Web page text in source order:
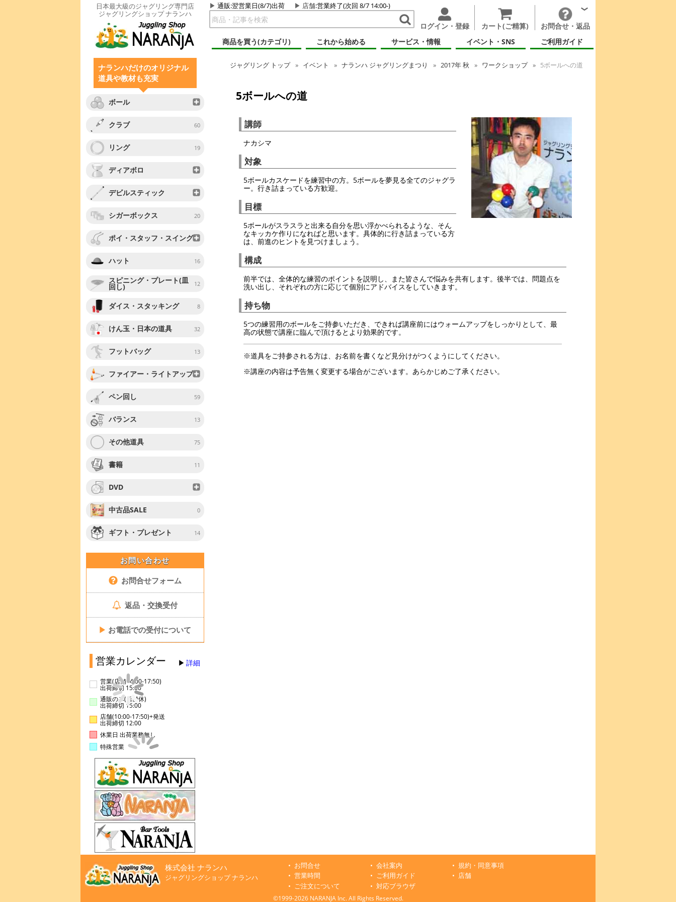
日本最大級のジャグリング専門店
ジャグリングショップ ナランハ
通販:翌営業日(8/7)出荷 店舗:営業終了(次回 8/7 14:00-)
ログイン・登録 カート(ご精算)
お問合せ・返品
商品を買う(カテゴリ)
これから始める サービス・情報 イベント・SNS ご利用ガイド
ナランハだけのオリジナル
道具や教材も充実
ボール
クラブ 60
リング 19
ディアボロ
デビルスティック
シガーボックス 20
ポイ・スタッフ・スイング
ハット 16
スピニング・プレート(皿
回し) 12
ダイス・スタッキング 8
けん玉・日本の道具 32
フットバッグ 13
ファイアー・ライトアップ
ペン回し 59
バランス 13
その他道具 75
書籍 11
DVD
中古品SALE 0
ギフト・プレゼント 14
お問い合わせ
お問合せフォーム
返品・交換受付
▶ お電話での受付について
営業カレンダー 詳細
営業(店舗14:00-17:50)
出荷締切 15:00
通販のみ(店舗休)
出荷締切 15:00
店舗(10:00-17:50)+発送
出荷締切 12:00
休業日 出荷業務無し
特殊営業
ジャグリングトップ イベント ナランハ ジャグリングまつり 2017年 秋 ワークショップ 5ボールへの道
5ボールへの道
講師
ナカシマ
対象
5ボールカスケードを練習中の方。5ボールを夢見る全てのジャグラ
ー。行き詰まっている方歓迎。
目標
5ボールがスラスラと出来る自分を思い浮かべられるような、そん
なキッカケ作りになればと思います。具体的に行き詰まっている方
は、前進のヒントを見つけましょう。
構成
前半では、全体的な練習のポイントを説明し、また皆さんで悩みを共有します。後半では、問題点を
洗い出し、それぞれの方に応じて個別にアドバイスをしていきます。
持ち物
5つの練習用のボールをご持参いただき、できれば講座前にはウォームアップをしっかりとして、最
高の状態で講座に臨んで頂けるとより効果的です。
※道具をご持参される方は、お名前を書くなど見分けがつくようにしてください。
※講座の内容は予告無く変更する場合がございます。あらかじめご了承ください。
株式会社 ナランハ
ジャグリングショップ ナランハ
お問合せ 会社案内
規約・同意事項
営業時間
ご利用ガイド
店舗
ご注文について
対応ブラウザ
©1999-2026 NARANJA Inc. All Rights Reserved.